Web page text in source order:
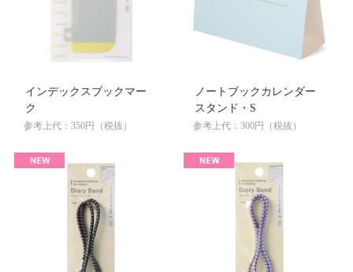
インデックスブックマー
ク
参考上代：350円（税抜）
ノートブックカレンダー
スタンド・S
参考上代：300円（税抜）